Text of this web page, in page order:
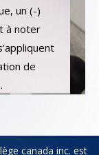
un (-)
à noter
de
canada inc. est